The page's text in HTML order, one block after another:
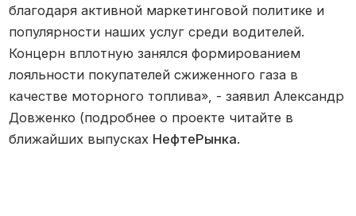
благодаря активной маркетинговой политике и
популярности наших услуг среди водителей.
Концерн вплотную занялся формированием
лояльности покупателей сжиженного газа в
качестве моторного топлива», - заявил Александр
Довженко (подробнее о проекте читайте в
ближайших выпусках НефтеРынка.